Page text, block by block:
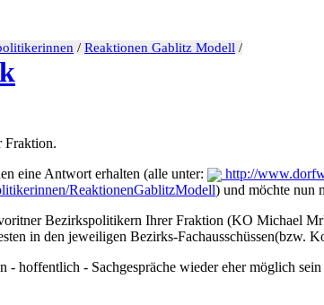
/ Reaktionen Gablitz Modell /
Fraktion.
eine Antwort erhalten (alle unter:
http://
ReaktionenGablitzModell) und möchte nun
Bezirkspolitikern Ihrer Fraktion (KO Michael
in den jeweiligen Bezirks-Fachausschüssen(bzw.
- hoffentlich - Sachgespräche wieder eher möglich